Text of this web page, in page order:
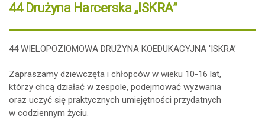
44 Drużyna Harcerska „ISKRA”
44 WIELOPOZIOMOWA DRUŻYNA KOEDUKACYJNA 'ISKRA’
Zapraszamy dziewczęta i chłopców w wieku 10-16 lat,
którzy chcą działać w zespole, podejmować wyzwania
oraz uczyć się praktycznych umiejętności przydatnych
w codziennym życiu.